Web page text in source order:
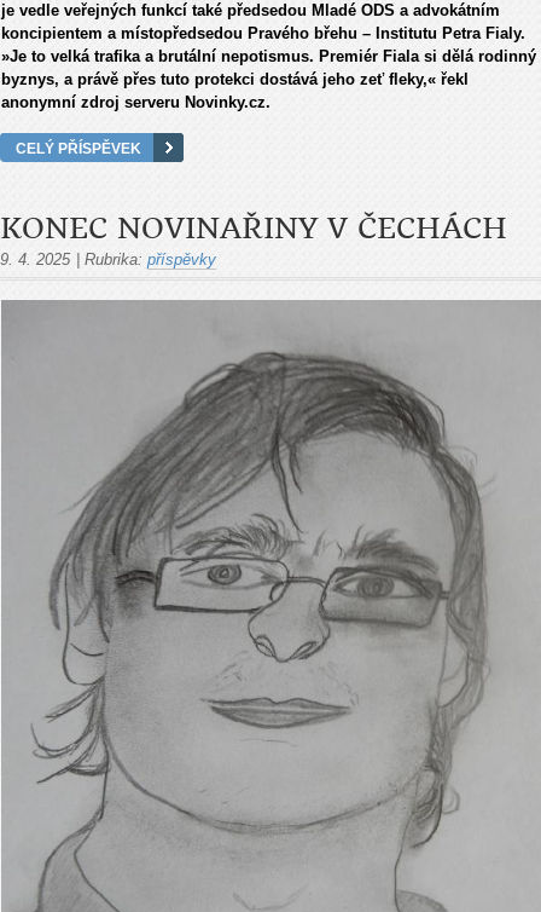
je vedle veřejných funkcí také předsedou Mladé ODS a advokátním
koncipientem a místopředsedou Pravého břehu – Institutu Petra Fialy.
»Je to velká trafika a brutální nepotismus. Premiér Fiala si dělá rodinný
byznys, a právě přes tuto protekci dostává jeho zeť fleky,« řekl
anonymní zdroj serveru Novinky.cz.
CELÝ PŘÍSPĚVEK
KONEC NOVINAŘINY V ČECHÁCH
9. 4. 2025 Rubrika: příspěvky